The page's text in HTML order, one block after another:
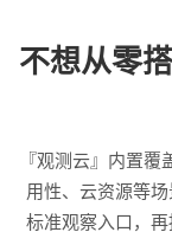
不想从零
『观测云』内置覆
用性、云资源等
标准观察入口，